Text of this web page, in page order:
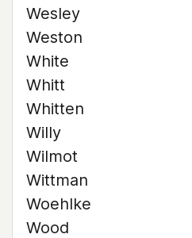
Wesley
Weston
White
Whitt
Whitten
Willy
Wilmot
Wittman
Woehlke
Wood